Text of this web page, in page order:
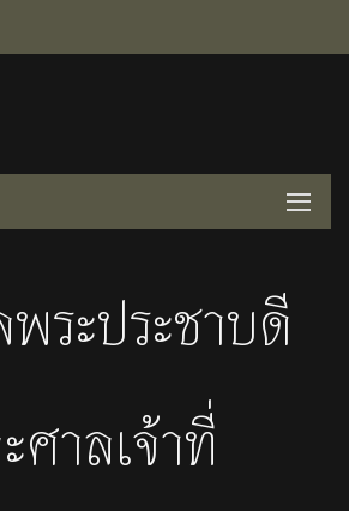
ระประชาบดี
ศาลเจ้าที่